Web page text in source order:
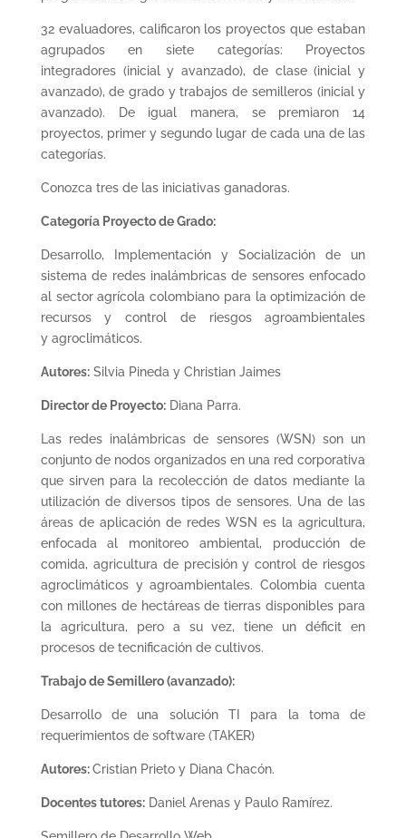
32 evaluadores, calificaron los proyectos que estaban
agrupados en siete categorías: Proyectos
integradores (inicial y avanzado), de clase (inicial y
avanzado), de grado y trabajos de semilleros (inicial y
avanzado). De igual manera, se premiaron 14
proyectos, primer y segundo lugar de cada una de las
categorías.
Conozca tres de las iniciativas ganadoras.
Categoría Proyecto de Grado:
Desarrollo, Implementación y Socialización de un
sistema de redes inalámbricas de sensores enfocado
al sector agrícola colombiano para la optimización de
recursos y control de riesgos agroambientales
y agroclimáticos.
Autores:Silvia Pineda y Christian Jaimes
Director de Proyecto:Diana Parra.
Las redes inalámbricas de sensores (WSN) son un
conjunto de nodos organizados en una red corporativa
que sirven para la recolección de datos mediante la
utilización de diversos tipos de sensores. Una de las
áreas de aplicación de redes WSN es la agricultura,
enfocada al monitoreo ambiental, producción de
comida, agricultura de precisión y control de riesgos
agroclimáticos y agroambientales. Colombia cuenta
con millones de hectáreas de tierras disponibles para
la agricultura, pero a su vez, tiene un déficit en
procesos de tecnificación de cultivos.
Trabajo de Semillero (avanzado):
Desarrollo de una solución TI para la toma de
requerimientos de software (TAKER)
Autores:Cristian Prieto y Diana Chacón.
Docentes tutores:Daniel Arenas y Paulo Ramírez.